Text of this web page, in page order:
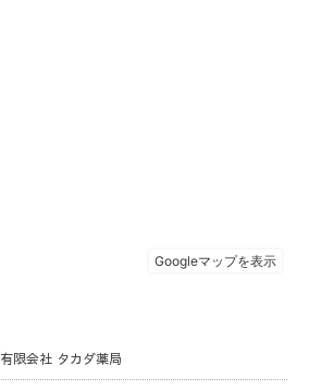
有限会社 タカダ薬局